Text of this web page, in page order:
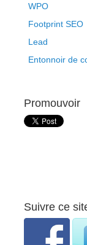
WPO
Footprint SEO
Lead
Entonnoir de
Promouvoir
Suivre ce